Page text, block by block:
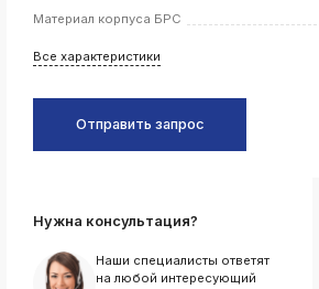
k
ksldkfjsdlfkjsls;ldfkgjsdl;kfkфыва
k
ksldkfjsdlfkjsls;ldfkgjsdl;kfkфыва
k
ksldkfjsdlfkjsls;ldfkgjsdl;kfkфыва
Материал корпуса БРС
Все характеристики
Отправить запрос
Нужна консультация?
Наши специалисты ответят
на любой интересующий